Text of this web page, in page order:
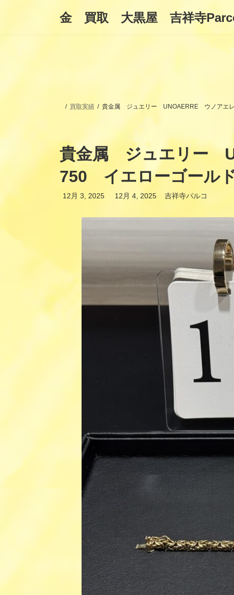
金 買取 大黒屋 吉祥寺
買取実績 貴金属 ジュエリー UNOAERRE ウノア
貴金属 ジュエリー
750 イエローゴール
12月 3, 2025
最
12月 4, 2025 吉祥寺パルコ